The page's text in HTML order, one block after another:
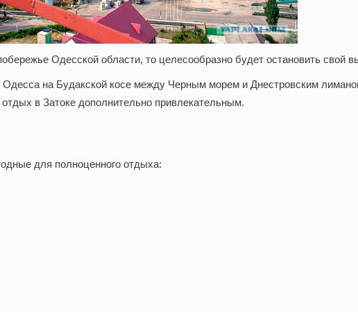
Одесской области, то целесообразно будет остановить свой
Одесса на Будакской косе между Черным морем и Днестровским
в Затоке дополнительно привлекательным.
для полноценного отдыха: